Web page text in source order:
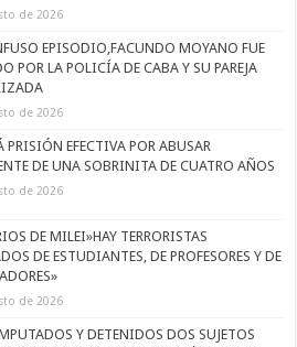
de 2026
EPISODIO,FACUNDO MOYANO FUE
POR LA POLICÍA DE CABA Y SU PAREJA
de 2026
PRISIÓN EFECTIVA POR ABUSAR
DE UNA SOBRINITA DE CUATRO AÑOS
de 2026
DE MILEI»HAY TERRORISTAS
DE ESTUDIANTES, DE PROFESORES Y DE
de 2026
Y DETENIDOS DOS SUJETOS